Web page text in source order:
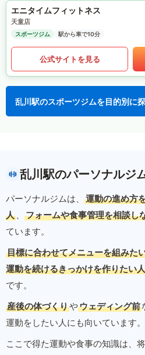
エニタイムフィットネス
天童店
スポーツジム 駅から車で10分
公式サイトを見る
乱川駅のスポーツジムを目的別に
乱川駅のパーソナルジ
パーソナルジムは、
運動の進め方
人 、 フォームや食事管理を相談し
ています。
目標に合わせてメニューを組みた
運動を続けるきっかけを作りたい人
です。
産後の体づくりやウェディング前
運動をしたい人にも向いています。
ここで得た運動や食事の知識は、